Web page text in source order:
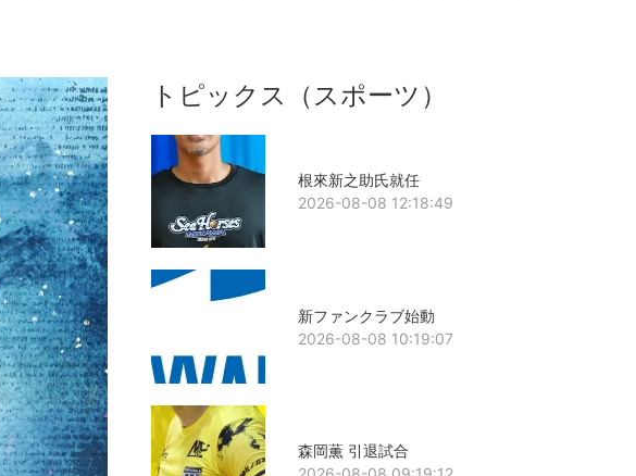
トピックス（スポーツ）
根來新之助氏就任
2026-08-08 12:18:49
新ファンクラブ始動
2026-08-08 10:19:07
森岡薫 引退試合